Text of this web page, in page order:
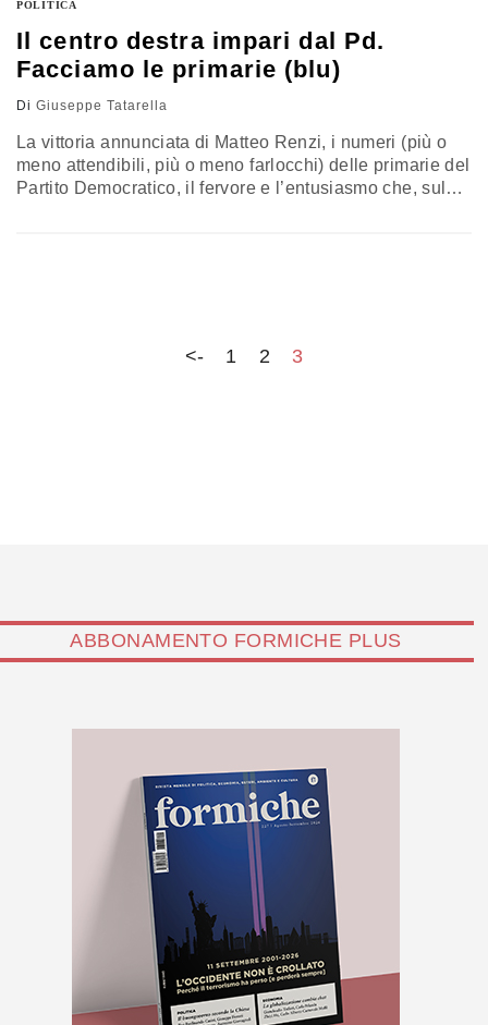
POLITICA
Il centro destra impari dal Pd.
Facciamo le primarie (blu)
Di Giuseppe Tatarella
La vittoria annunciata di Matteo Renzi, i numeri (più o
meno attendibili, più o meno farlocchi) delle primarie del
Partito Democratico, il fervore e l’entusiasmo che, sul
<- 1 2 3
ABBONAMENTO FORMICHE PLUS